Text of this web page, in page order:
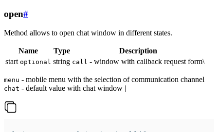
open#
Method allows to open chat window in different states.
Name Type
Description
start optional string call - window with callback request form\
menu - mobile menu with the selection of communication channel
chat - default value with chat window |